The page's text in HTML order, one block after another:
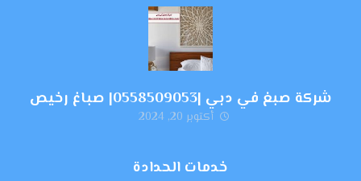
شركة صبغ في دبي |0558509053| صباغ رخيص
أكتوبر 20, 2024
خدمات الحدادة